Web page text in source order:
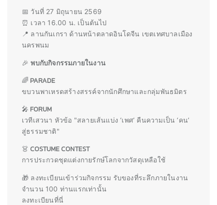
📅 วันที่ 27 มิถุนายน 2569
⏰ เวลา 16.00 น. เป็นต้นไป
📍 ลานกันเกรา ด้านหน้าตลาดอินโดจีน เขตเทศบาลเมือง
นครพนม
🎉พบกับกิจกรรมภายในงาน
🌈 PARADE
ขบวนพาเหรดสร้างสรรค์จากนักศึกษาและกลุ่มพันธมิตร
🎤 FORUM
เวทีเสวนา หัวข้อ "สลายเส้นแบ่ง ‘เพศ’ คืนความเป็น ‘คน’
สู่ธรรมชาติ"
👗 COSTUME CONTEST
การประกวดชุดแต่งกายรักษ์โลกจากวัสดุเหลือใช้
🎁 ลงทะเบียนเข้าร่วมกิจกรรม รับของที่ระลึกภายในงาน
จำนวน 100 ท่านแรกเท่านั้น
ลงทะเบียนที่นี่